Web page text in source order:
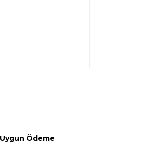
Uygun Ödeme